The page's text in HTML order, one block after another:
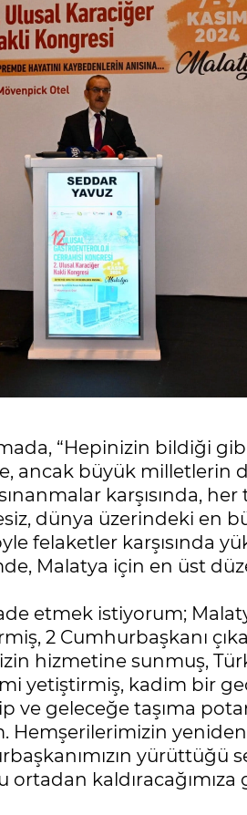
“Hepinizin bildiği
ancak büyük milletlerin
karşısında,
dünya üzerindeki en
felaketler karşısında
Malatya için en üst
etmek istiyorum;
2 Cumhurbaşkanı
hizmetine sunmuş,
yetiştirmiş, kadim bir
ve geleceğe taşıma
Hemşerilerimizin
yürüttüğü